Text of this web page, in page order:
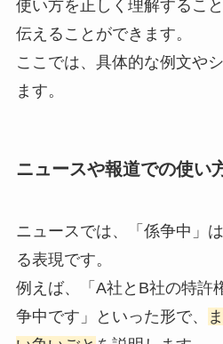
使い方を正しく理解するこ
伝えることができます。
ここでは、具体的な例文や
ます。
ニュースや報道での使い
ニュースでは、「係争中」
る表現です。
例えば、「A社とB社の特許
争中です」といった形で、